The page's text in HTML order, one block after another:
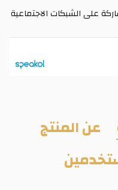
على الشبكات الاجتماعية
عن المنتج